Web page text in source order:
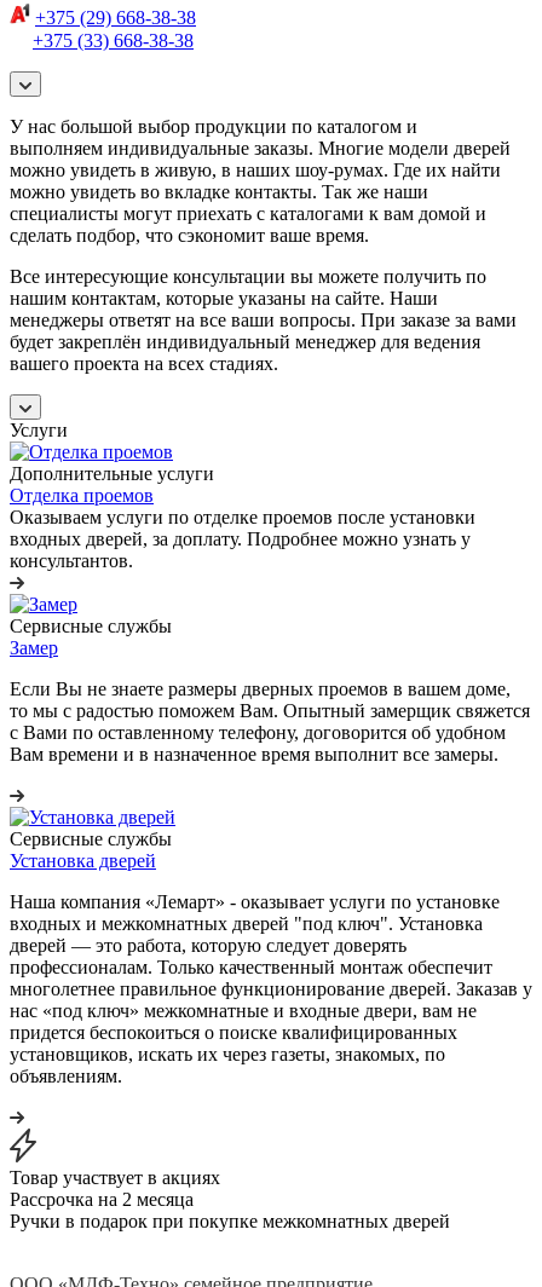
+375 (29) 668-38-38
+375 (33) 668-38-38
У нас большой выбор продукции по каталогом и
выполняем индивидуальные заказы. Многие модели дверей
можно увидеть в живую, в наших шоу-румах. Где их найти
можно увидеть во вкладке контакты. Так же наши
специалисты могут приехать с каталогами к вам домой и
сделать подбор, что сэкономит ваше время.
Все интересующие консультации вы можете получить по
нашим контактам, которые указаны на сайте. Наши
менеджеры ответят на все ваши вопросы. При заказе за вами
будет закреплён индивидуальный менеджер для ведения
вашего проекта на всех стадиях.
Услуги
Дополнительные услуги
Отделка проемов
Оказываем услуги по отделке проемов после установки
входных дверей, за доплату. Подробнее можно узнать у
консультантов.
Сервисные службы
Замер
Если Вы не знаете размеры дверных проемов в вашем доме,
то мы с радостью поможем Вам. Опытный замерщик свяжется
с Вами по оставленному телефону, договорится об удобном
Вам времени и в назначенное время выполнит все замеры.
Сервисные службы
Установка дверей
Наша компания «Лемарт» - оказывает услуги по установке
входных и межкомнатных дверей "под ключ". Установка
дверей — это работа, которую следует доверять
профессионалам. Только качественный монтаж обеспечит
многолетнее правильное функционирование дверей. Заказав у
нас «под ключ» межкомнатные и входные двери, вам не
придется беспокоиться о поиске квалифицированных
установщиков, искать их через газеты, знакомых, по
объявлениям.
Товар участвует в акциях
Рассрочка на 2 месяца
Ручки в подарок при покупке межкомнатных дверей